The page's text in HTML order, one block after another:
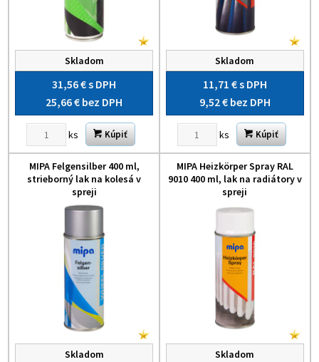
Skladom
31,56 €s DPH
25,66 € bez DPH
ks Kúpiť
Skladom
11,71 €s DPH
9,52 € bez DPH
ks Kúpiť
MIPA Felgensilber 400 ml,
strieborný lak na kolesá v
spreji
Skladom
MIPA Heizkörper Spray RAL
9010 400 ml, lak na radiátory v
spreji
Skladom